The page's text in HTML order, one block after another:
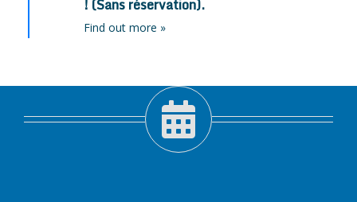
! (Sans réservation).
Find out more »